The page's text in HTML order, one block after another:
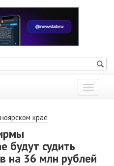
Показать
меню
крае
будут судить
на 36 млн рублей